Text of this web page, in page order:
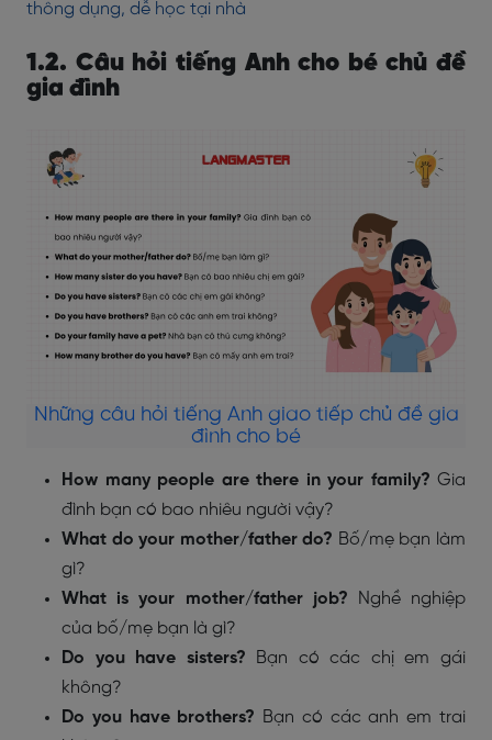
thông dụng, dễ học tại nhà
1.2. Câu hỏi tiếng Anh cho bé chủ đề
gia đình
Những câu hỏi tiếng Anh giao tiếp chủ đề gia
đình cho bé
How many people are there in your family? Gia
đình bạn có bao nhiêu người vậy?
What do your mother/father do? Bố/mẹ bạn làm
gì?
What is your mother/father job? Nghề nghiệp
của bố/mẹ bạn là gì?
Do you have sisters? Bạn có các chị em gái
không?
Do you have brothers? Bạn có các anh em trai